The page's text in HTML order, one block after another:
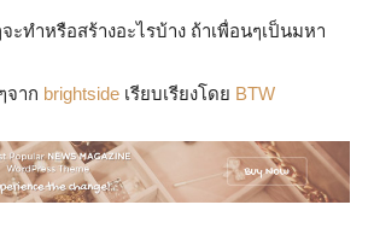
ะทำหรือสร้างอะไรบ้าง ถ้าเพื่อนๆเป็นมหา
จาก brightside เรียบเรียงโดย BTW